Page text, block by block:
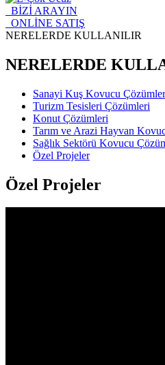
BİZİ ARAYIN
ONLİNE SATIŞ
NERELERDE KULLANILIR
NERELERDE
Sanayi Kuş Kovucu
Turizm Tesisleri Çözümleri
Konut Çözümleri
Tarım ve Arazi Hayvan
Sağlık Sektörü Kovucu
Özel Projeler
Özel Projeler